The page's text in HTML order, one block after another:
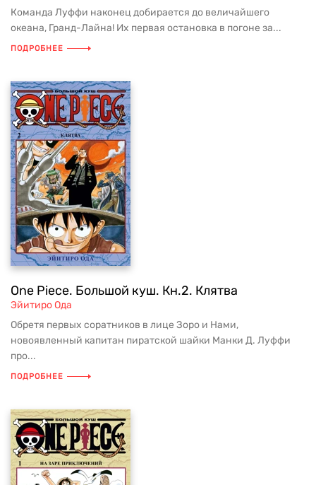
Команда Луффи наконец добирается до величайшего
океана, Гранд-Лайна! Их первая остановка в погоне за...
ПОДРОБНЕЕ
One Piece. Большой куш. Кн.2. Клятва
Эйитиро Ода
Обретя первых соратников в лице Зоро и Нами,
новоявленный капитан пиратской шайки Манки Д. Луффи
про...
ПОДРОБНЕЕ